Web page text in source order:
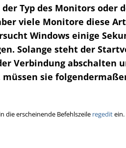
Typ des Monitors oder
viele Monitore diese
Windows einige
Solange steht der
Verbindung abschalten
sie
die erscheinende Befehlszeile regeditein.